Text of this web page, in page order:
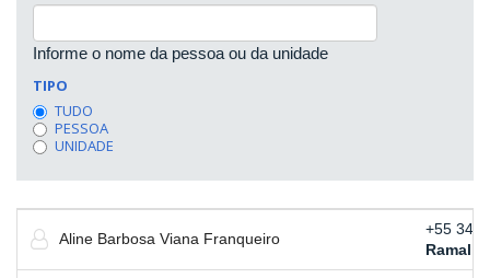
Informe o nome da pessoa ou da unidade
TIPO
TUDO
PESSOA
UNIDADE
Aline Barbosa Viana Franqueiro
+55 34
Ramal: